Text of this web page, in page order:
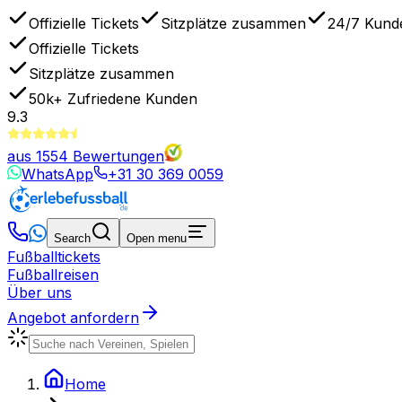
Offizielle Tickets Sitzplätze zusammen
24/7
Offizielle Tickets
Sitzplätze zusammen
50k+ Zufriedene Kunden
9.3
aus 1554 Bewertungen
WhatsApp
+31 30 369 0059
Search Open menu
Fußballtickets
Fußballreisen
Über uns
Angebot anfordern
Home